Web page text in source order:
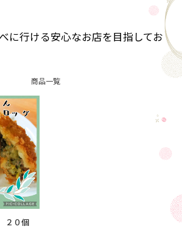
に行ける安心なお店を目指してお
商品一覧
２０個